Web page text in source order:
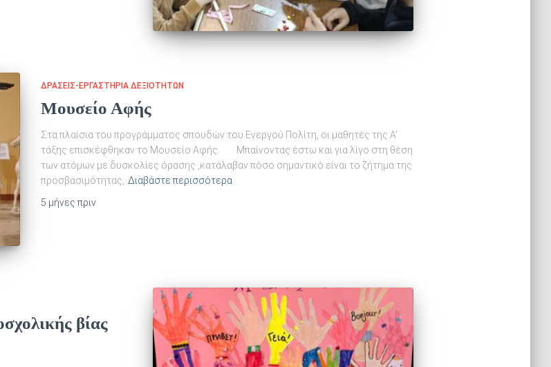
ΔΡΆΣΕΙΣ-ΕΡΓΑΣΤΉΡΙΑ ΔΕΞΙΟΤΉΤΩΝ
Μουσείο Αφής
Στα πλαίσια του προγράμματος σπουδών του Ενεργού Πολίτη, οι μαθητές της Α’
τάξης επισκέφθηκαν το Μουσείο Αφής. Μπαίνοντας έστω και για λίγο στη θέση
των ατόμων με δυσκολίες όρασης ,κατάλαβαν πόσο σημαντικό είναι το ζήτημα της
προσβασιμότητας, Διαβάστε περισσότερα
5 μήνες πριν
βίας